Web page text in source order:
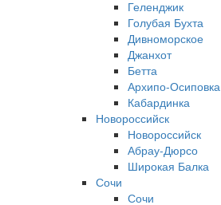
Геленджик
Голубая Бухта
Дивноморское
Джанхот
Бетта
Архипо-Осиповка
Кабардинка
Новороссийск
Новороссийск
Абрау-Дюрсо
Широкая Балка
Сочи
Сочи